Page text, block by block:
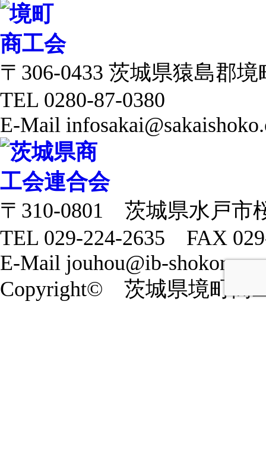
〒306-0433 茨城県猿島郡境
TEL 0280-87-0380
E-Mail
〒310-0801 茨城県水戸市
TEL 029-224-2635 FAX
E-Mail jouhou@ib-
Copyright© 茨城県境町商